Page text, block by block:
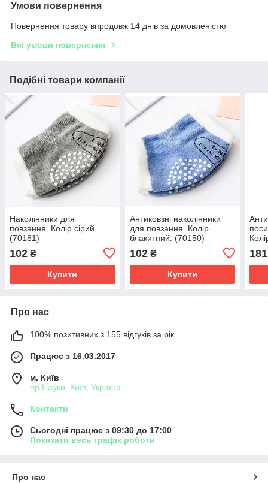
Умови повернення
Повернення товару впродовж 14 днів за домовленістю
Всі умови повернення
Подібні товари компанії
Наколінники для
повзання. Колір сірий.
(70181)
102 ₴
Купити
Антиковзні наколінники
для повзання. Колір
блакитний. (70150)
102₴
Купити
181
Про нас
100% позитивних з 155 відгуків за рік
Працює з 16.03.2017
м. Київ
пр.Науки, Київ, Україна
Контакти
Сьогодні працює з 09:30 до 17:00
Показати весь графік роботи
Про нас